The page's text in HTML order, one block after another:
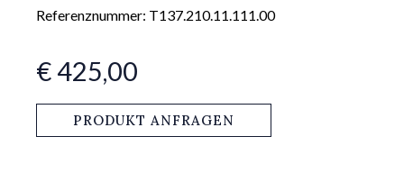
Referenznummer: T137.210.11.111.00
€ 425,00
PRODUKT ANFRAGEN